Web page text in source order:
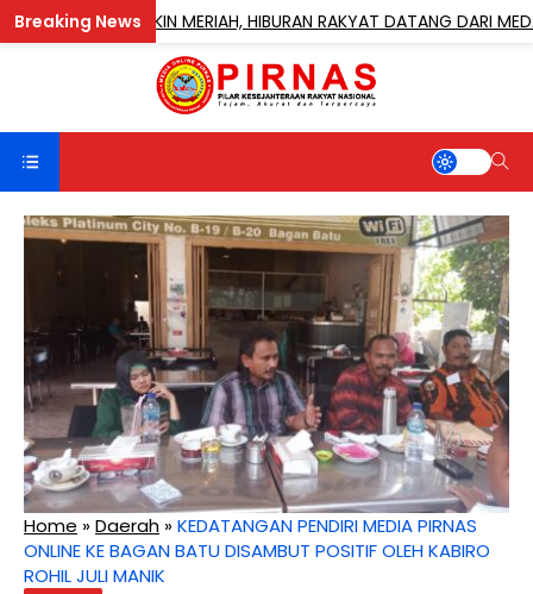
MAKIN MERIAH, HIBURAN RAKYAT DATANG DARI MEDAN
Home »Daerah »KEDATANGAN PENDIRI MEDIA PIRNAS
ONLINE KE BAGAN BATU DISAMBUT POSITIF OLEH KABIRO
ROHIL JULI MANIK